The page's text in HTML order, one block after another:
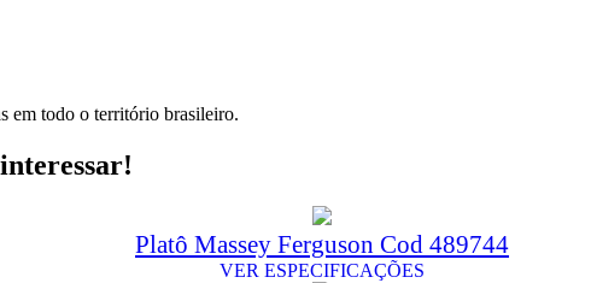
em todo o território brasileiro.
Platô Massey Ferguson Cod 489744
VER ESPECIFICAÇÕES